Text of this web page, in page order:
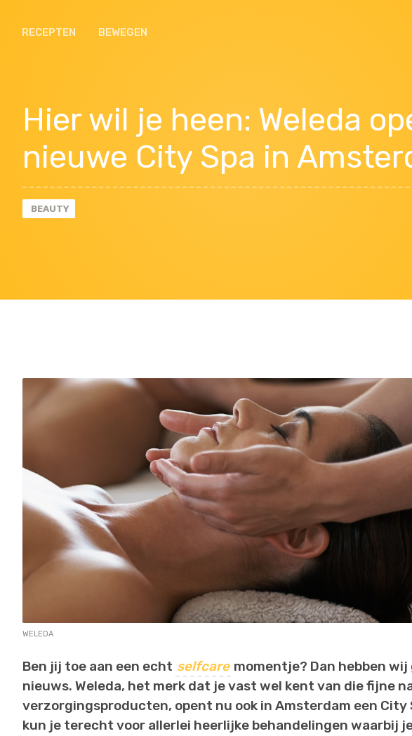
RECEPTEN BEWEGEN
Hier wil je heen: Weleda
nieuwe City Spa in
BEAUTY
WELEDA
Ben jij toe aan een echt selfcare momentje? Dan hebben wij
nieuws. Weleda, het merk dat je vast wel kent van die fijne
verzorgingsproducten, opent nu ook in Amsterdam een City
kun je terecht voor allerlei heerlijke behandelingen waarbij